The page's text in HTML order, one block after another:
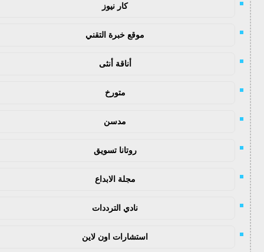
كار نيوز
موقع خبرة التقني
أناقة أنثى
متورخ
مدسن
روتانا تسويق
مجلة الابداع
نادي الترددات
استشارات اون لاين